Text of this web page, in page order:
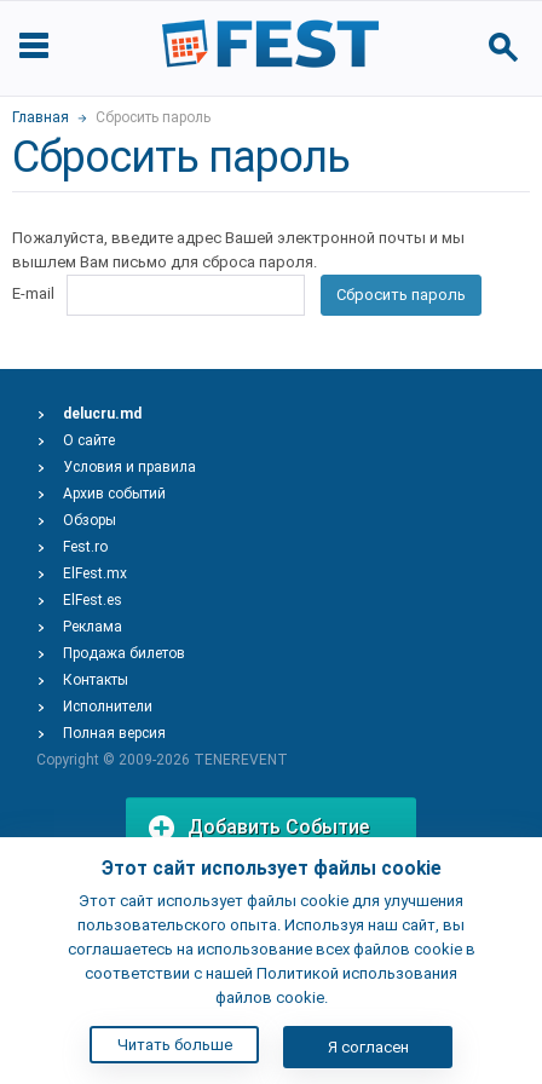
Главная Сбросить пароль
Сбросить пароль
Пожалуйста, введите адрес Вашей электронной почты и мы
вышлем Вам письмо для сброса пароля.
E-mail
Сбросить пароль
Этот сайт использует файлы cookie
Этот сайт использует файлы cookie для улучшения
пользовательского опыта. Используя наш сайт, вы
соглашаетесь на использование всех файлов cookie в
соответствии с нашей Политикой использования
файлов cookie.
Читать больше Я согласен
delucru.md
О сайте
Условия и правила
Архив событий
Обзоры
Fest.ro
ElFest.mx
ElFest.es
Реклама
Продажа билетов
Контакты
Исполнители
Полная версия
Copyright © 2009-2026 TENEREVENT
Добавить Событие
Добавить Заведение